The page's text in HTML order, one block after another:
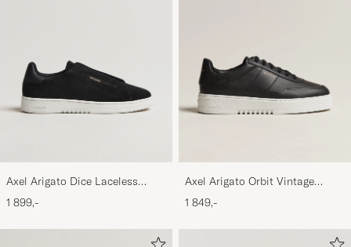
Axel Arigato Dice Laceless
Suede Sneaker Black
1 899,-
Axel Arigato Orbit Vintage
Sneaker Black
1 849,-